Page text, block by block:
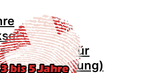
(anwählen für